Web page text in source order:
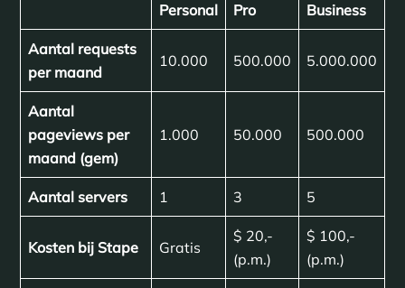
Personal Pro Business
Aantal requests
per maand
10.000 500.000 5.000.000
Aantal
pageviews per
maand (gem)
1.000 50.000 500.000
Aantal servers 1 3 5
Kosten bij Stape Gratis
$ 20,-
(p.m.)
$ 100,-
(p.m.)